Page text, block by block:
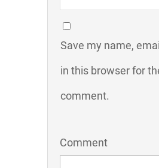
Save my name,
in this browser for
comment.
Comment